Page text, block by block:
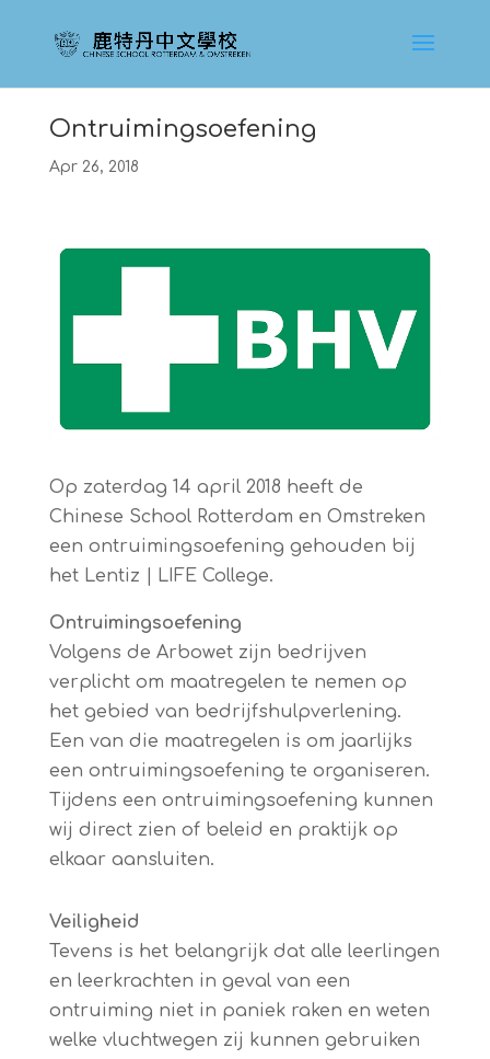
Ontruimingsoefening
Apr 26, 2018
Op zaterdag 14 april 2018 heeft de
Chinese School Rotterdam en Omstreken
een ontruimingsoefening gehouden bij
het Lentiz | LIFE College.
Ontruimingsoefening
Volgens de Arbowet zijn bedrijven
verplicht om maatregelen te nemen op
het gebied van bedrijfshulpverlening.
Een van die maatregelen is om jaarlijks
een ontruimingsoefening te organiseren.
Tijdens een ontruimingsoefening kunnen
wij direct zien of beleid en praktijk op
elkaar aansluiten.
Veiligheid
Tevens is het belangrijk dat alle leerlingen
en leerkrachten in geval van een
ontruiming niet in paniek raken en weten
welke vluchtwegen zij kunnen gebruiken